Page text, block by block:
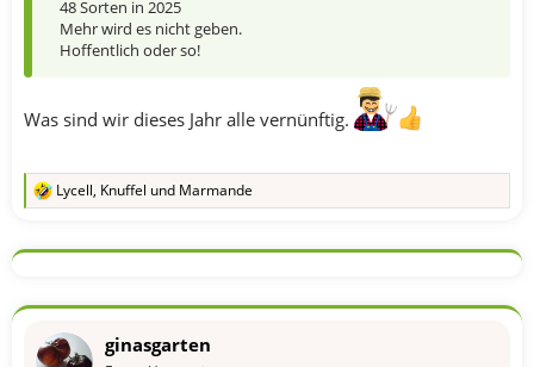
48 Sorten in 2025
Mehr wird es nicht geben.
Hoffentlich oder so!
Was sind wir dieses Jahr alle vernünftig.
R
k
o
e
Lycell, Knuffel und Marmande
ginasgarten